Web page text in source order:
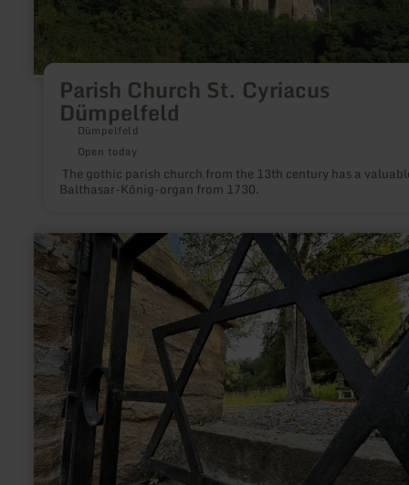
Parish Church St. Cyriacus
Dümpelfeld
Dümpelfeld
Open today
The gothic parish church from the 13th century has a
Balthasar-König-organ from 1730.
learn
more
about:
Gedenkstätte
Jüdischer
Friedhof